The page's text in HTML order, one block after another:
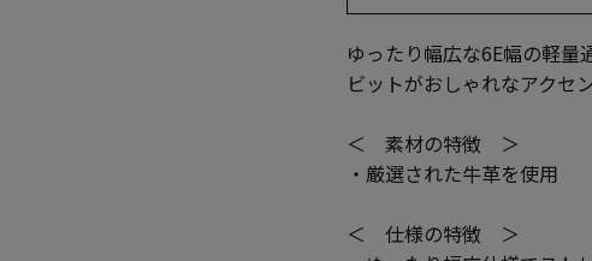
ゆったり幅広な6E幅の軽量
ビットがおしゃれなアクセ
＜ 素材の特徴 ＞
・厳選された牛革を使用
＜ 仕様の特徴 ＞